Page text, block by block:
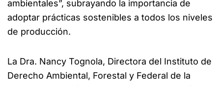
ambientales”, subrayando la importancia de
adoptar prácticas sostenibles a todos los niveles
de producción.
La Dra. Nancy Tognola, Directora del Instituto de
Derecho Ambiental, Forestal y Federal de la